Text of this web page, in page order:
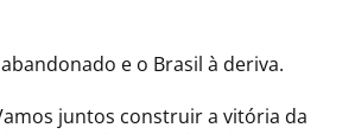
e o Brasil à deriva.
juntos construir a vitória da